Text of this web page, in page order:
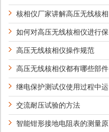
核相仪厂家讲解高压无线核相
仪产品性能特点
如何对高压无线核相仪进行保
养 高压无线核相仪操作规范
高压无线核相仪都有哪些部件
构成继电保护测试仪使用过程中运
行状态检修概述
交流耐压试验的方法
智能钳形接地电阻表的测量原